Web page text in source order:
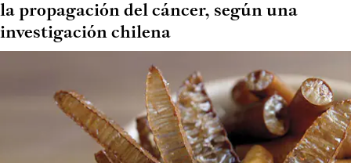
la propagación del cáncer, según una
investigación chilena